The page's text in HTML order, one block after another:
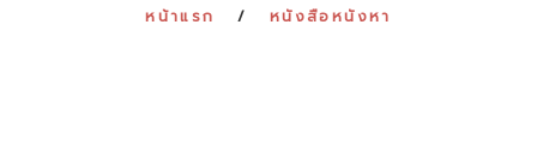
หน้าแรก หนังสือหนังหา